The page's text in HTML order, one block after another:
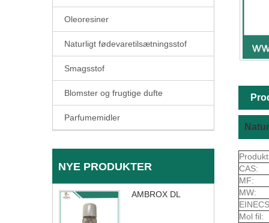
Oleoresiner
Naturligt fødevaretilsætningsstof
Smagsstof
Blomster og frugtige dufte
Parfumemidler
NYE PRODUKTER
AMBROX DL
CAS:
MF:
MW:
Mol fil: